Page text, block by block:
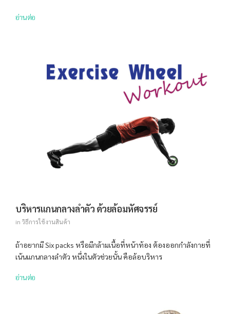
อ่านต่อ
บริหารแกนกลางลำตัว ด้วยล้อมหัศจรรย์
in วิธีการใช้งานสินค้า
ถ้าอยากมี Six packs หรือมีกล้ามเนื้อที่หน้าท้อง ต้องออกกำลังกายที่
เน้นแกนกลางลำตัว หนึ่งในตัวช่วยนั้น คือล้อบริหาร
อ่านต่อ